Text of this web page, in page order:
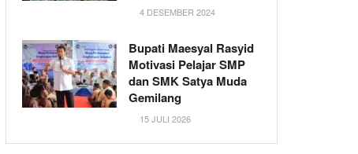
4 DESEMBER 2024
Bupati Maesyal Rasyid
Motivasi Pelajar SMP
dan SMK Satya Muda
Gemilang
15 JULI 2026